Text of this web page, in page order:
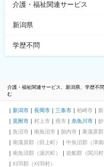
介護・福祉関連サービス
新潟県
学歴不問
介護・福祉関連サービス、新潟県、学歴不
む
新潟市 長岡市 三条市 柏崎市
見附市
村上市 燕市 糸魚川市
魚沼市
南魚沼市 胎内市 東蒲原郡
南蒲原郡（田上町）
中魚沼郡（津南
南魚沼郡（湯沢町）
岩船郡（関川村
刈羽郡（刈羽村）